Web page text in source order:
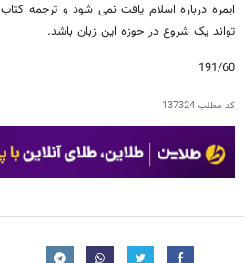
ایمره درباره اسلام یافت نمی شود و ترجمه
تواند یک شروع در حوزه این زبان باشد.
191/60
کد مطلب137324